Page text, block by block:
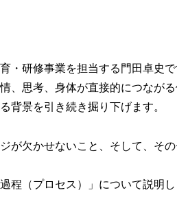
・研修事業を担当する門田卓史で
、思考、身体が直接的につなが
背景を引き続き掘り下げます。
が欠かせないこと、そして、そ
程（プロセス）」について説明し